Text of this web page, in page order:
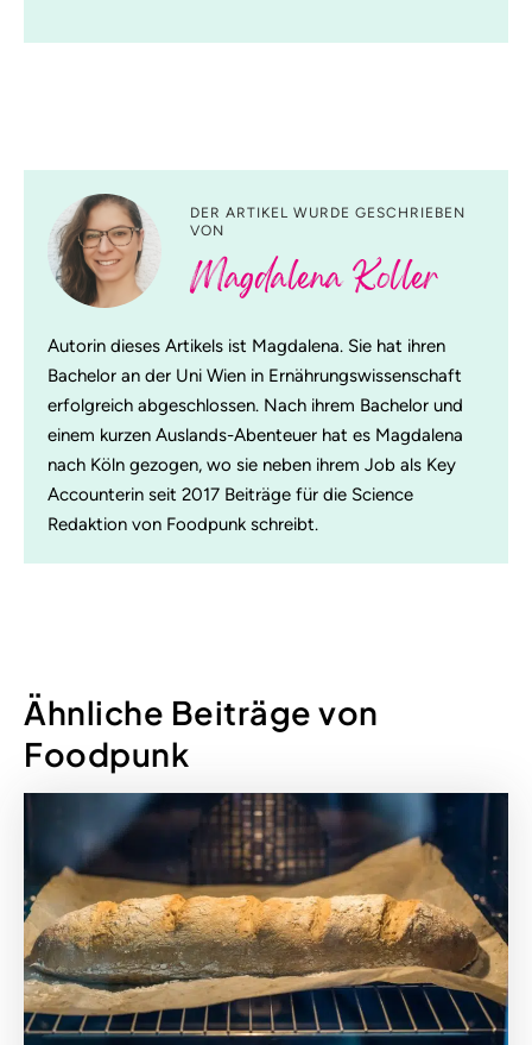
DER ARTIKEL WURDE GESCHRIEBEN
VON
Magdalena Koller
Autorin dieses Artikels ist Magdalena. Sie hat ihren
Bachelor an der Uni Wien in Ernährungswissenschaft
erfolgreich abgeschlossen. Nach ihrem Bachelor und
einem kurzen Auslands-Abenteuer hat es Magdalena
nach Köln gezogen, wo sie neben ihrem Job als Key
Accounterin seit 2017 Beiträge für die Science
Redaktion von Foodpunk schreibt.
Ähnliche Beiträge von
Foodpunk